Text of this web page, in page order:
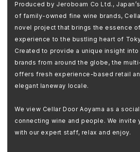
Produced by Jeroboam Co Ltd.,
of family-owned fine wine brands,
novel project that brings the essence
experience to the bustling heart of
Created to provide a unique insight
brands from around the globe, the
offers fresh experience-based retail
elegant laneway locale.
We view Cellar Door Aoyama as a
connecting wine and people. We invite
with our expert staff, relax and enjoy.